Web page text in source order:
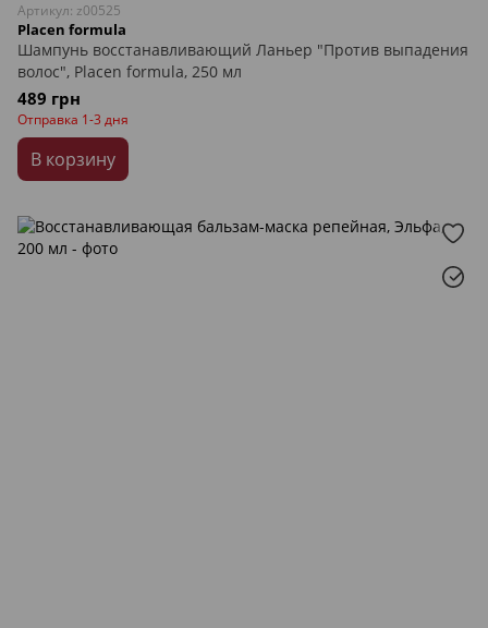
Артикул: z00525
Placen formula
Шампунь восстанавливающий Ланьер "Против выпадения
волос", Placen formula, 250 мл
489 грн
Отправка 1-3 дня
В корзину